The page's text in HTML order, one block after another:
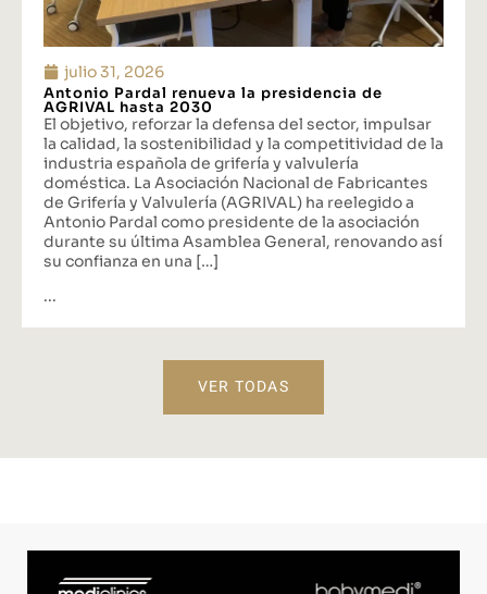
julio 31, 2026
Antonio Pardal renueva la presidencia de
AGRIVAL hasta 2030
El objetivo, reforzar la defensa del sector, impulsar
la calidad, la sostenibilidad y la competitividad de la
industria española de grifería y valvulería
doméstica. La Asociación Nacional de Fabricantes
de Grifería y Valvulería (AGRIVAL) ha reelegido a
Antonio Pardal como presidente de la asociación
durante su última Asamblea General, renovando así
su confianza en una […]
...
VER TODAS